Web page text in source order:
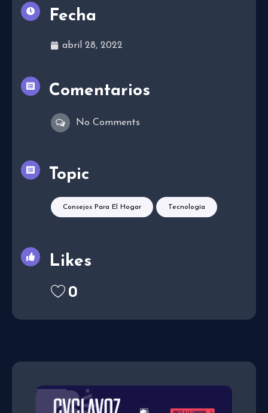
Fecha
abril 28, 2022
Comentarios
No Comments
Topic
Consejos Para El Hogar Tecnología
Likes
0